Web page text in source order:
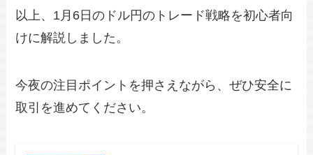
以上、1月6日のドル円のトレード戦略を初心者向
けに解説しました。
今夜の注目ポイントを押さえながら、ぜひ安全に
取引を進めてください。